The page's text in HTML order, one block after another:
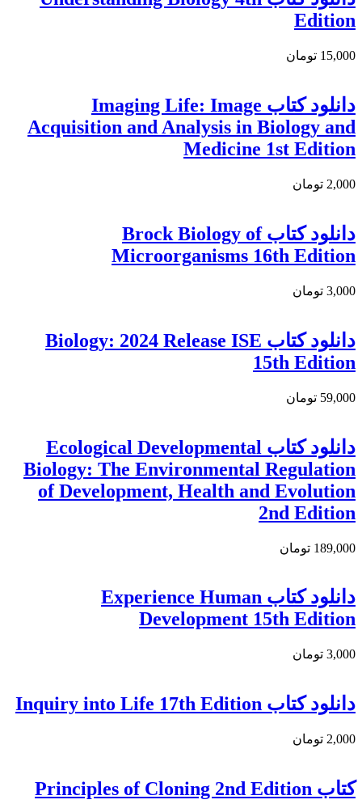
Edition
15,000 تومان
دانلود كتاب Imaging Life: Image
Acquisition and Analysis in Biology and
Medicine 1st Edition
2,000 تومان
دانلود کتاب Brock Biology of
Microorganisms 16th Edition
3,000 تومان
دانلود کتاب Biology: 2024 Release ISE
15th Edition
59,000 تومان
دانلود کتاب Ecological Developmental
Biology: The Environmental Regulation
of Development, Health and Evolution
2nd Edition
189,000 تومان
دانلود كتاب Experience Human
Development 15th Edition
3,000 تومان
دانلود کتاب Inquiry into Life 17th Edition
2,000 تومان
کتاب Principles of Cloning 2nd Edition